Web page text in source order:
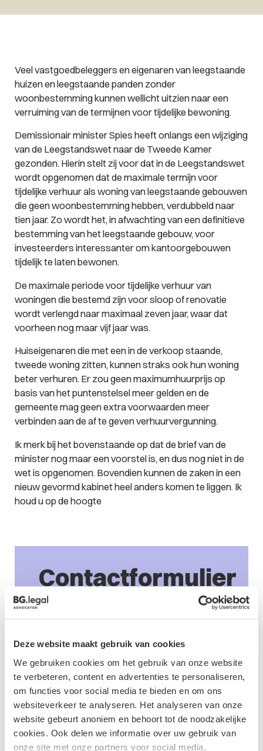
Deze website maakt gebruik van cookies
We gebruiken cookies om het gebruik van onze website
te verbeteren, content en advertenties te personaliseren,
om functies voor social media te bieden en om ons
websiteverkeer te analyseren. Het analyseren van onze
website gebeurt anoniem en behoort tot de noodzakelijke
cookies. Ook delen we informatie over uw gebruik van
onze site met onze partners voor social media,
Veel vastgoedbeleggers en eigenaren van leegstaande
huizen en leegstaande panden zonder
woonbestemming kunnen wellicht uitzien naar een
verruiming van de termijnen voor tijdelijke bewoning.
Demissionair minister Spies heeft onlangs een wijziging
van de Leegstandswet naar de Tweede Kamer
gezonden. Hierin stelt zij voor dat in de Leegstandswet
wordt opgenomen dat de maximale termijn voor
tijdelijke verhuur als woning van leegstaande gebouwen
die geen woonbestemming hebben, verdubbeld naar
tien jaar. Zo wordt het, in afwachting van een definitieve
bestemming van het leegstaande gebouw, voor
investeerders interessanter om kantoorgebouwen
tijdelijk te laten bewonen.
De maximale periode voor tijdelijke verhuur van
woningen die bestemd zijn voor sloop of renovatie
wordt verlengd naar maximaal zeven jaar, waar dat
voorheen nog maar vijf jaar was.
Huiseigenaren die met een in de verkoop staande,
tweede woning zitten, kunnen straks ook hun woning
beter verhuren. Er zou geen maximumhuurprijs op
basis van het puntenstelsel meer gelden en de
gemeente mag geen extra voorwaarden meer
verbinden aan de af te geven verhuurvergunning.
Ik merk bij het bovenstaande op dat de brief van de
minister nog maar een voorstel is, en dus nog niet in de
wet is opgenomen. Bovendien kunnen de zaken in een
nieuw gevormd kabinet heel anders komen te liggen. Ik
houd u op de hoogte
Contactformulier